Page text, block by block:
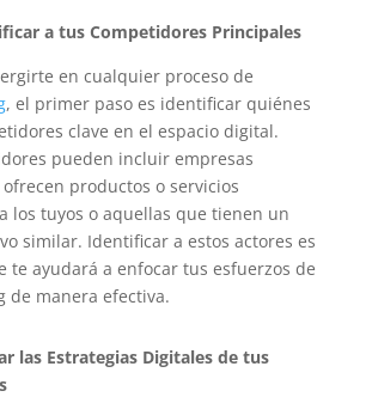
a tus Competidores Principales
en cualquier proceso de
, el primer paso es identificar quiénes
clave en el espacio digital.
pueden incluir empresas
productos o servicios
los tuyos o aquellas que tienen un
similar. Identificar a estos actores es
te ayudará a enfocar tus esfuerzos de
de manera efectiva.
las Estrategias Digitales de tus